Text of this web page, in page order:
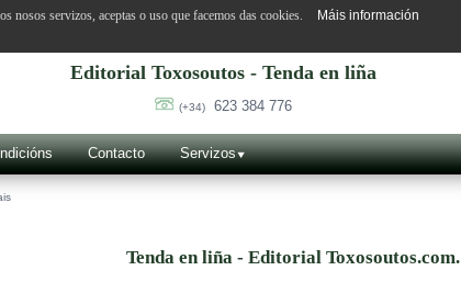
Editorial Toxosoutos - Tenda en liña
(+34) 623 384 776
Contacto Servizos
Tenda en liña - Editorial Toxosoutos.com.
nosos servizos, aceptas o uso que facemos das cookies. Máis información